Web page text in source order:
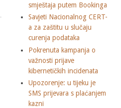
smještaja putem Bookinga
Savjeti Nacionalnog CERT-
a za zaštitu u slučaju
curenja podataka
Pokrenuta kampanja o
važnosti prijave
kibernetičkih incidenata
Upozorenje: u tijeku je
SMS prijevara s plaćanjem
kazni